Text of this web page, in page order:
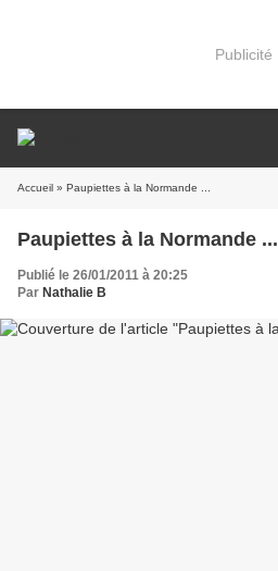
Publicité
Accueil » Paupiettes à la Normande ...
Paupiettes à la Normande ...
Publié le 26/01/2011 à 20:25
Par Nathalie B